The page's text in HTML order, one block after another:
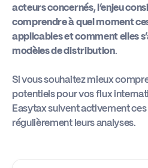
acteurs concernés, l’enjeu
comprendre à quel moment
applicables et comment elles
modèles de distribution.
Si vous souhaitez mieux
potentiels pour vos flux
Easytax suivent activement
régulièrement leurs analyses.